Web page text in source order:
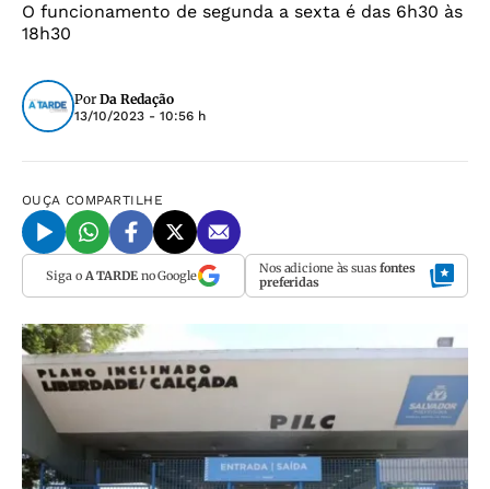
O funcionamento de segunda a sexta é das 6h30 às
18h30
Por Da Redação
13/10/2023 - 10:56 h
OUÇA COMPARTILHE
Siga o A TARDEno Google Nos adicione às suas fontes
preferidas